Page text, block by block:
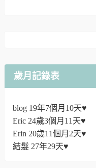
歲月記錄表
blog 19年7個月10天♥
Eric 24歲3個月11天♥
Erin 20歲11個月2天♥
結髮 27年29天♥